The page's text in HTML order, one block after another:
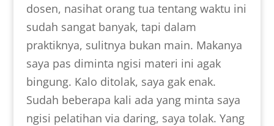
dosen, nasihat orang tua tentang waktu ini
sudah sangat banyak, tapi dalam
praktiknya, sulitnya bukan main. Makanya
saya pas diminta ngisi materi ini agak
bingung. Kalo ditolak, saya gak enak.
Sudah beberapa kali ada yang minta saya
ngisi pelatihan via daring, saya tolak. Yang